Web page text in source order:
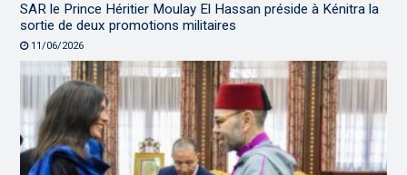
SAR le Prince Héritier Moulay El Hassan préside à Kénitra la
sortie de deux promotions militaires
11/06/2026